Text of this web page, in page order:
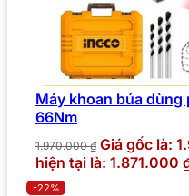
Máy khoan búa
66Nm
1.970.000₫ Giá gốc là:
hiện tại là: 1.871.000
-22%